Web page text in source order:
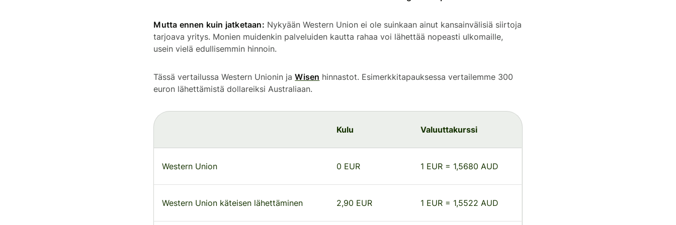
Mutta ennen kuin jatketaan: Nykyään Western Union ei ole suinkaan ainut kansainvälisiä siirtoja
tarjoava yritys. Monien muidenkin palveluiden kautta rahaa voi lähettää nopeasti ulkomaille,
usein vielä edullisemmin hinnoin.
Tässä vertailussa Western Unionin jaWisen hinnastot. Esimerkkitapauksessa vertailemme 300
euron lähettämistä dollareiksi Australiaan.
Kulu Valuuttakurssi
Western Union 0 EUR 1 EUR = 1,5680 AUD
Western Union käteisen lähettäminen 2,90 EUR 1 EUR = 1,5522 AUD